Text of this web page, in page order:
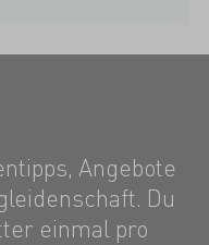
Angebote
Du
einmal pro